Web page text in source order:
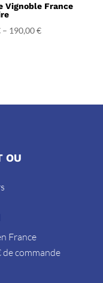
Vignoble France
– 190,00€
OU
France
de commande